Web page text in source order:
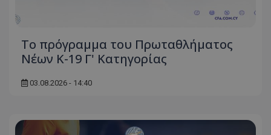
Το πρόγραμμα του Πρωταθλήματος
Νέων Κ-19 Γ' Κατηγορίας
03.08.2026 - 14:40